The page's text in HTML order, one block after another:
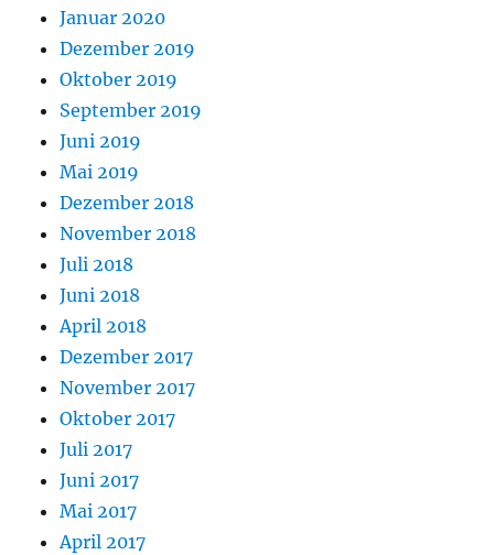
Januar 2020
Dezember 2019
Oktober 2019
September 2019
Juni 2019
Mai 2019
Dezember 2018
November 2018
Juli 2018
Juni 2018
April 2018
Dezember 2017
November 2017
Oktober 2017
Juli 2017
Juni 2017
Mai 2017
April 2017